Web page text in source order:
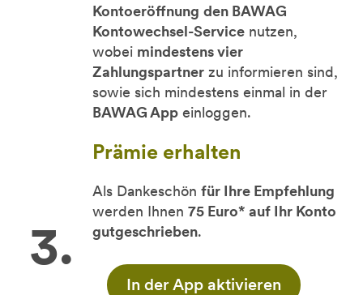
Kontoeröffnung den BAWAG
Kontowechsel-Service nutzen,
wobei mindestens vier
Zahlungspartner zu informieren sind,
sowie sich mindestens einmal in der
BAWAG App einloggen.
Prämie erhalten
Als Dankeschön für Ihre Empfehlung
werden Ihnen 75 Euro* auf Ihr Konto
gutgeschrieben.
In der App aktivieren